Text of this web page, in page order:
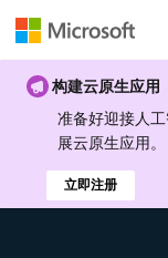
构建云原生应用
准备好迎接人
展云原生应用。
立即注册